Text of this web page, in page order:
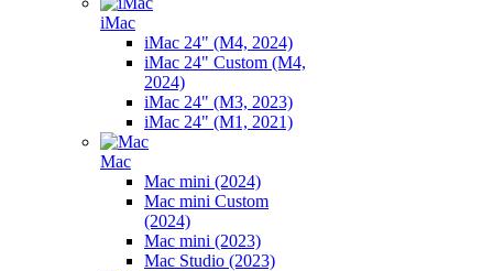
iMac
iMac 24" (M4, 2024)
iMac 24" Custom (M4,
2024)
iMac 24" (M3, 2023)
iMac 24" (M1, 2021)
Mac
Mac mini (2024)
Mac mini Custom
(2024)
Mac mini (2023)
Mac Studio (2023)